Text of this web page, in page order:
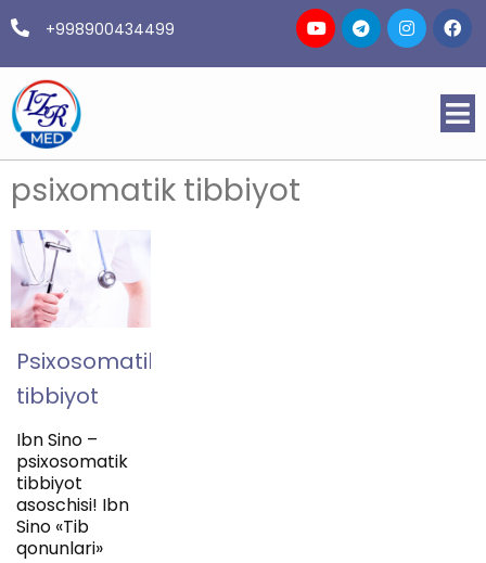
+998900434499
psixomatik tibbiyot
Psixosomatik
tibbiyot
Ibn Sino –
psixosomatik
tibbiyot
asoschisi! Ibn
Sino «Tib
qonunlari»